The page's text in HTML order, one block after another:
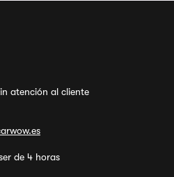
atención al cliente
de 4 horas